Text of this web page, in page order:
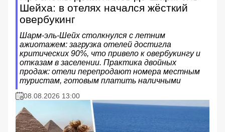
Шейха: в отелях начался жёсткий
овербукинг
Шарм-эль-Шейх столкнулся с летним
ажиотажем: загрузка отелей достигла
критических 90%, что привело к овербукингу и
отказам в заселении. Практика двойных
продаж: отели перепродают номера местным
туристам, готовым платить наличными
08.08.2026 13:00